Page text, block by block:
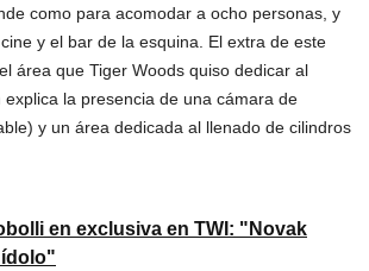
como para acomodar a ocho personas, y
y el bar de la esquina. El extra de este
área que Tiger Woods quiso dedicar al
explica la presencia de una cámara de
y un área dedicada al llenado de cilindros
en exclusiva en TWI: "Novak
ídolo"